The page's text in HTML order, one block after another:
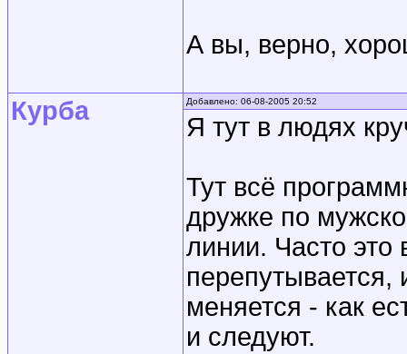
А вы, верно,
Курба Добавлено: 06-08-2005 20:52
Я тут в людях
Тут всё
дружке по
линии. Часто это
перепутывается,
меняется - как
и следуют.